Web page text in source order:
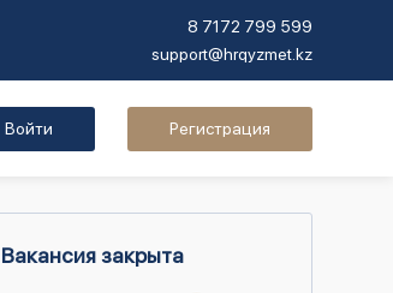
8 7172 799 599
support@hrqyzmet.kz
Войти Регистрация
Вакансия закрыта